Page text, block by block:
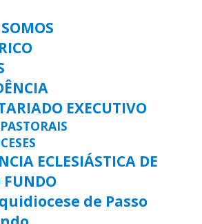
EXECUTIVO
ECLESIÁSTICA DE
FUNDO
de Passo